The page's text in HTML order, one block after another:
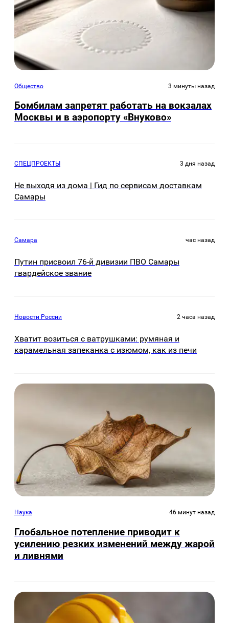
Общество 3 минуты назад
Бомбилам запретят работать на вокзалах
Москвы и в аэропорту «Внуково»
СПЕЦПРОЕКТЫ 3 дня назад
Не выходя из дома | Гид по сервисам доставкам
Самары
Самара час назад
Путин присвоил 76-й дивизии ПВО Самары
гвардейское звание
Новости России 2 часа назад
Хватит возиться с ватрушками: румяная и
карамельная запеканка с изюмом, как из печи
Наука 46 минут назад
Глобальное потепление приводит к
усилению резких изменений между жарой
и ливнями